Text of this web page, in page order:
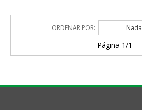
ORDENAR POR: Nada
Página 1/1